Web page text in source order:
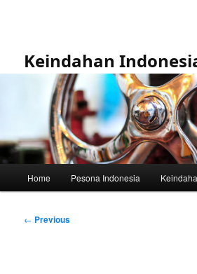
Keindahan
Home Pesona Indonesia
Post
← Previous